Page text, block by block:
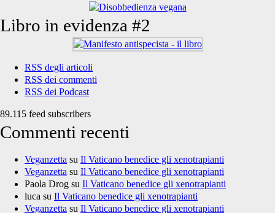
Libro in evidenza #2
RSS degli articoli
RSS dei commenti
RSS dei Podcast
89.115 feed subscribers
Commenti recenti
Veganzetta su Il Vaticano benedice gli xenotrapianti
Veganzetta su Il Vaticano benedice gli xenotrapianti
Paola Drog su Il Vaticano benedice gli xenotrapianti
luca su Il Vaticano benedice gli xenotrapianti
Veganzetta su Il Vaticano benedice gli xenotrapianti